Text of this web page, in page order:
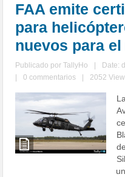
FAA emite
para
nuevos para
Publicado porTallyHo
Date:
0 commentarios 2052